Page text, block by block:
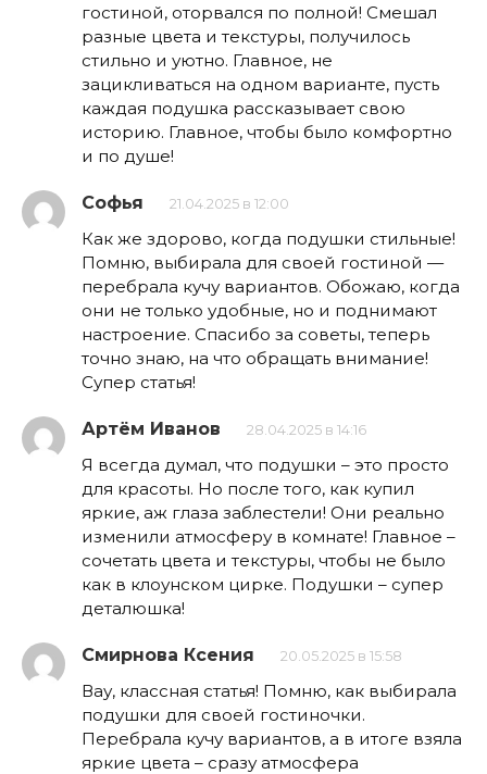
гостиной, оторвался по полной! Смешал
разные цвета и текстуры, получилось
стильно и уютно. Главное, не
зацикливаться на одном варианте, пусть
каждая подушка рассказывает свою
историю. Главное, чтобы было комфортно
и по душе!
Софья 21.04.2025 в 12:00
Как же здорово, когда подушки стильные!
Помню, выбирала для своей гостиной —
перебрала кучу вариантов. Обожаю, когда
они не только удобные, но и поднимают
настроение. Спасибо за советы, теперь
точно знаю, на что обращать внимание!
Супер статья!
Артём Иванов 28.04.2025 в 14:16
Я всегда думал, что подушки – это просто
для красоты. Но после того, как купил
яркие, аж глаза заблестели! Они реально
изменили атмосферу в комнате! Главное –
сочетать цвета и текстуры, чтобы не было
как в клоунском цирке. Подушки – супер
деталюшка!
Смирнова Ксения 20.05.2025 в 15:58
Вау, классная статья! Помню, как выбирала
подушки для своей гостиночки.
Перебрала кучу вариантов, а в итоге взяла
яркие цвета – сразу атмосфера